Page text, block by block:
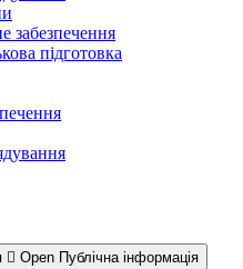
забезпечення
підготовка
Open Публічна інформація